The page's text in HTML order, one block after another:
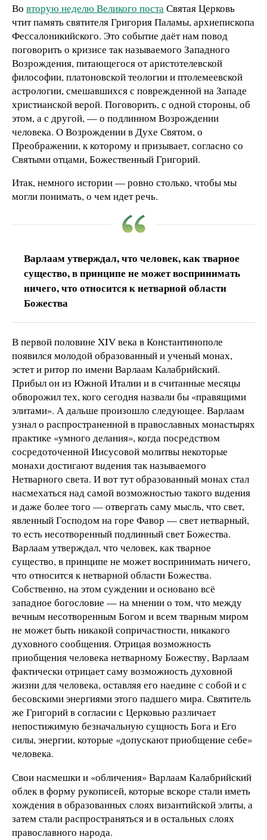
Во вторую неделю Великого постаСвятая Церковь
чтит память святителя Григория Паламы, архиепископа
Фессалоникийского. Это событие даёт нам повод
поговорить о кризисе так называемого Западного
Возрождения, питающегося от аристотелевской
философии, платоновской теологии и птолемеевской
астрологии, смешавшихся с поврежденной на Западе
христианской верой. Поговорить, с одной стороны, об
этом, а с другой, — о подлинном Возрождении
человека. О Возрождении в Духе Святом, о
Преображении, к которому и призывает, согласно со
Святыми отцами, Божественный Григорий.
Итак, немного истории — ровно столько, чтобы мы
могли понимать, о чем идет речь.
Варлаам утверждал, что человек, как тварное
существо, в принципе не может воспринимать
ничего, что относится к нетварной области
Божества
В первой половине XIV века в Константинополе
появился молодой образованный и ученый монах,
эстет и ритор по имени Варлаам Калабрийский.
Прибыл он из Южной Италии и в считанные месяцы
обворожил тех, кого сегодня назвали бы «правящими
элитами». А дальше произошло следующее. Варлаам
узнал о распространенной в православных монастырях
практике «умного делания», когда посредством
сосредоточенной Иисусовой молитвы некоторые
монахи достигают видения так называемого
Нетварного света. И вот тут образованный монах стал
насмехаться над самой возможностью такого видения
и даже более того — отвергать саму мысль, что свет,
явленный Господом на горе Фавор — свет нетварный,
то есть несотворенный подлинный свет Божества.
Варлаам утверждал, что человек, как тварное
существо, в принципе не может воспринимать ничего,
что относится к нетварной области Божества.
Собственно, на этом суждении и основано всё
западное богословие — на мнении о том, что между
вечным несотворенным Богом и всем тварным миром
не может быть никакой сопричастности, никакого
духовного сообщения. Отрицая возможность
приобщения человека нетварному Божеству, Варлаам
фактически отрицает саму возможность духовной
жизни для человека, оставляя его наедине с собой и с
бесовскими энергиями этого падшего мира. Святитель
же Григорий в согласии с Церковью различает
непостижимую безначальную сущность Бога и Его
силы, энергии, которые «допускают приобщение себе»
человека.
Свои насмешки и «обличения» Варлаам Калабрийский
облек в форму рукописей, которые вскоре стали иметь
хождения в образованных слоях византийской элиты, а
затем стали распространяться и в остальных слоях
православного народа.